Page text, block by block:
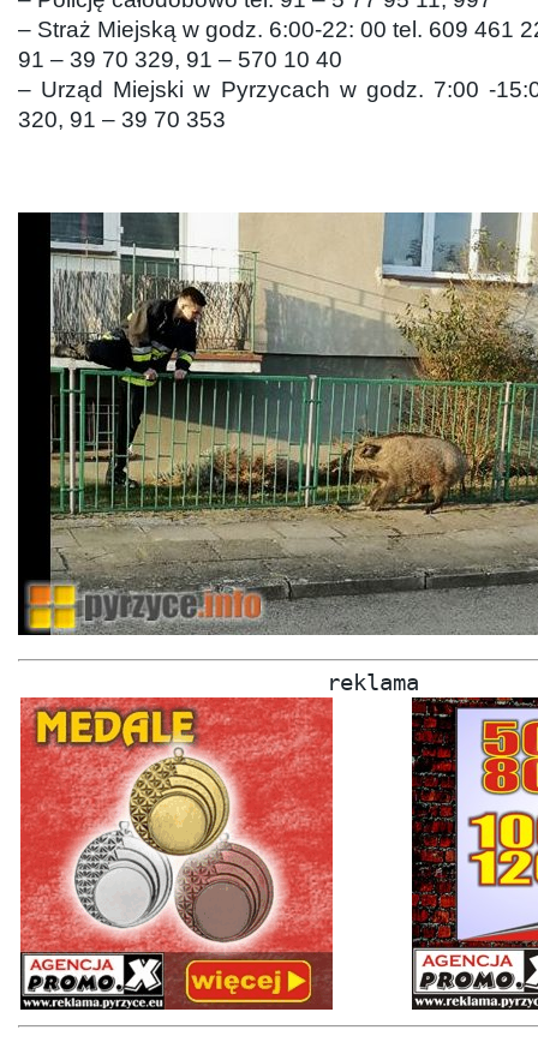
– Straż Miejską w godz. 6:00-22: 00 tel. 609 461
91 – 39 70 329, 91 – 570 10 40
– Urząd Miejski w Pyrzycach w godz. 7:00 -
320, 91 – 39 70 353
reklama